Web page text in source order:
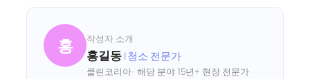
홍 작성자 소개
홍길동 | 청소 전문가
클린코리아 · 해당 분야 15년+ 현장 전문가